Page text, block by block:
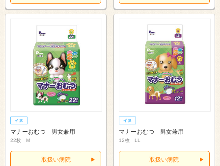
マナーおむつ 男女兼用
22枚 M
取扱い病院
マナーおむつ 男女兼用
12枚 LL
取扱い病院